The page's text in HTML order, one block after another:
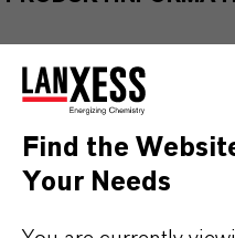
Find the
Your Needs